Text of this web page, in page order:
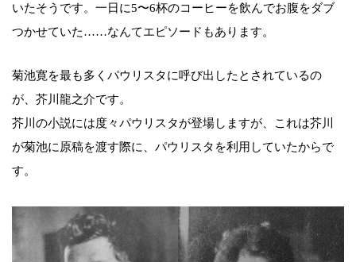
いたそうです。一日に5〜6杯のコーヒーを飲んでお腹をダブ
つかせていた……なんてエピソードもあります。
菊池寛を最も多くパウリスタに呼び出したとされているの
が、芥川龍之介です。
芥川の小説には度々パウリスタが登場しますが、これは芥川
が菊池に原稿を渡す際に、パウリスタを利用していたからで
す。